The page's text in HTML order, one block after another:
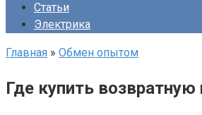
Статьи
Электрика
Главная » Обмен опытом
Где купить